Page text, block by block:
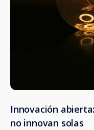
Innovación
no innovan solas